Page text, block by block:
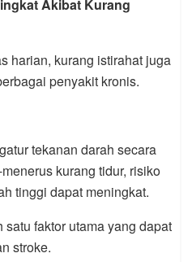
Akibat Kurang
harian, kurang istirahat juga
penyakit kronis.
tekanan darah secara
kurang tidur, risiko
tinggi dapat meningkat.
faktor utama yang dapat
stroke.